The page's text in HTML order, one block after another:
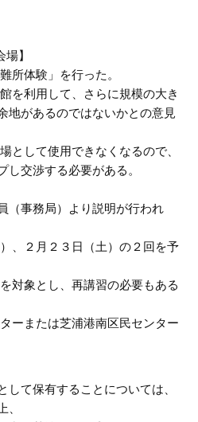
】
所体験」を行った。
を利用して、さらに規模の大き
地があるのではないかとの意見
として使用できなくなるので、
し交渉する必要がある。
（事務局）より説明が行われ
、２月２３日（土）の２回を予
対象とし、再講習の必要もある
ーまたは芝浦港南区民センター
して保有することについては、
、